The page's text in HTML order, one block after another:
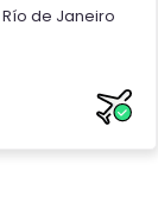
Río de Janeiro